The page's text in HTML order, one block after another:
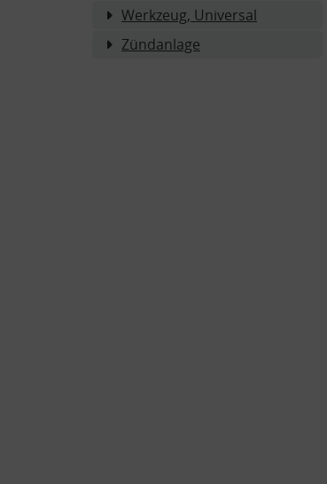
Werkzeug, Universal
Zündanlage